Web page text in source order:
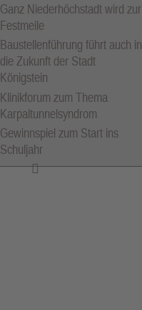
Ganz Niederhöchstadt wird zur
Festmeile
Baustellenführung führt auch in
die Zukunft der Stadt
Königstein
Klinikforum zum Thema
Karpaltunnelsyndrom
Gewinnspiel zum Start ins
Schuljahr